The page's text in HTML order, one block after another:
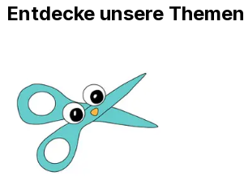
Entdecke unsere Themen